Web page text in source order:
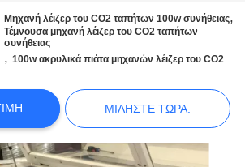
Μηχανή λέιζερ του CO2 ταπήτων 100w συνήθειας,
Τέμνουσα μηχανή λέιζερ του CO2 ταπήτων
συνήθειας
,100w ακρυλικά πιάτα μηχανών λέιζερ του CO2
ΜΙΛΉΣΤΕ ΤΏΡΑ.